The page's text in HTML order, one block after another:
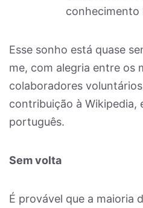
conhecimento
Esse sonho está quase
me, com alegria entre os
colaboradores
contribuição à Wikipedia,
português.
Sem volta
É provável que a maioria